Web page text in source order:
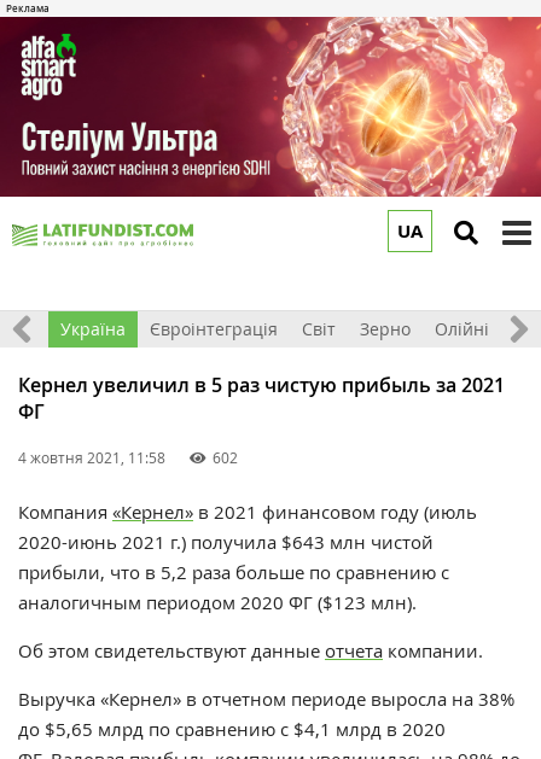
UA
Все Україна Євроінтеграція Світ Зерно Олійні
Кернел увеличил в 5 раз чистую прибыль за 2021
ФГ
4 жовтня 2021, 11:58 602
Компания «Кернел» в 2021 финансовом году (июль
2020-июнь 2021 г.) получила $643 млн чистой
прибыли, что в 5,2 раза больше по сравнению с
аналогичным периодом 2020 ФГ ($123 млн).
Об этом свидетельствуют данные отчета компании.
Выручка «Кернел» в отчетном периоде выросла на 38%
до $5,65 млрд по сравнению с $4,1 млрд в 2020